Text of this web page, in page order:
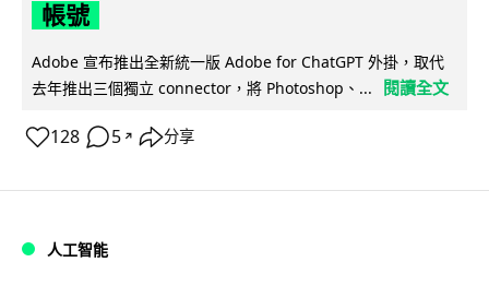
帳號
Adobe 宣布推出全新統一版 Adobe for ChatGPT 外掛，取代
去年推出三個獨立 connector，將 Photoshop、...
閱讀全文
128 5 ↗ 分享
人工智能